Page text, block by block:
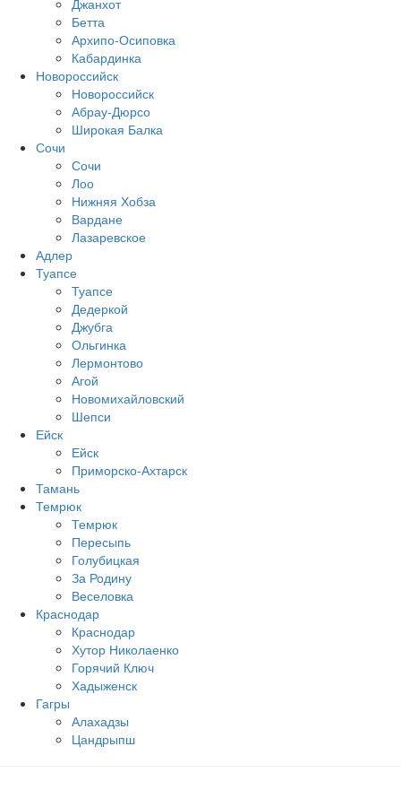
Джанхот
Бетта
Архипо-Осиповка
Кабардинка
Новороссийск
Новороссийск
Абрау-Дюрсо
Широкая Балка
Сочи
Сочи
Лоо
Нижняя Хобза
Вардане
Лазаревское
Адлер
Туапсе
Туапсе
Дедеркой
Джубга
Ольгинка
Лермонтово
Агой
Новомихайловский
Шепси
Ейск
Ейск
Приморско-Ахтарск
Тамань
Темрюк
Темрюк
Пересыпь
Голубицкая
За Родину
Веселовка
Краснодар
Краснодар
Хутор Николаенко
Горячий Ключ
Хадыженск
Гагры
Алахадзы
Цандрыпш